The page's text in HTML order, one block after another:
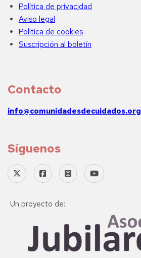
Política de privacidad
Aviso legal
Política de cookies
Suscripción al boletín
Contacto
info@comunidadesdecuidados.org
Síguenos
Un proyecto de: